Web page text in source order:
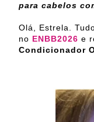
para cabelos
Olá, Estrela.
no ENBB2026 e
Condicionador